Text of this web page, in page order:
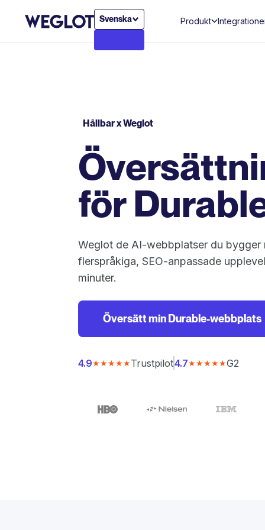
Svenska Produkt
Hållbar x Weglot
för
Weglot de AI-webbplatser du bygger
flerspråkiga, SEO-anpassade
minuter.
Översätt min Durable-webbplats
4.9★★★★★Trustpilot4.7★★★★★G2